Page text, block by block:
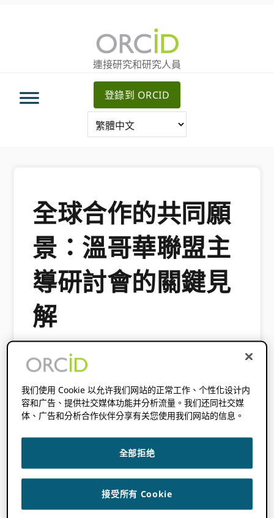
連接研究和研究人員
登錄到 ORCID
全球合作的共同願
景：溫哥華聯盟主
導研討會的關鍵見
解
2026 年 4 月 2 日
ARRAIZA
这 ORCID 3月5日至6日在溫哥華舉行的聯盟領導
研討會由西門菲沙大學主辦，並得到了加拿大研
自巴西、加拿大、日本、拉丁美洲和加勒比地
關人士。ORCID 董事局來自法國、斯里蘭卡和
美國的成員將共同協調戰略，並分享對不斷變化
的情況的見解。 ORCID 生態系統。
我们使用 Cookie 以允许我们网站的正常工作、个性化设计内
容和广告、提供社交媒体功能并分析流量。我们还同社交媒
体、广告和分析合作伙伴分享有关您使用我们网站的信息。
全部拒绝
接受所有 Cookie